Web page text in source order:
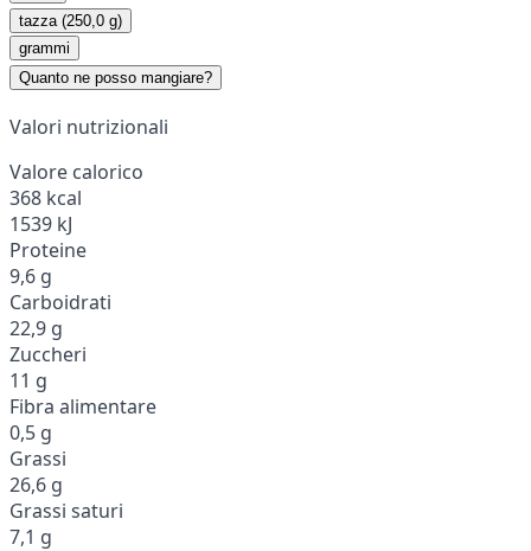
tazza (250,0 g)
grammi
Quanto ne posso mangiare?
Valori nutrizionali
Valore calorico
368 kcal
1539 kJ
Proteine
9,6 g
Carboidrati
22,9 g
Zuccheri
11 g
Fibra alimentare
0,5 g
Grassi
26,6 g
Grassi saturi
7,1 g